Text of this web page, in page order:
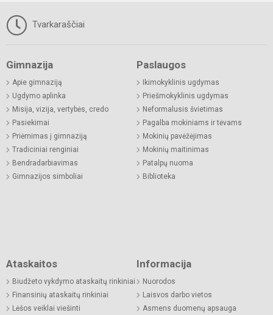
Tvarkaraščiai
Gimnazija
Apie gimnaziją
Ugdymo aplinka
Misija, vizija, vertybės, credo
Pasiekimai
Priėmimas į gimnaziją
Tradiciniai renginiai
Bendradarbiavimas
Gimnazijos simboliai
Paslaugos
Ikimokyklinis ugdymas
Priešmokyklinis ugdymas
Neformalusis švietimas
Pagalba mokiniams ir tėvams
Mokinių pavėžėjimas
Mokinių maitinimas
Patalpų nuoma
Biblioteka
Ataskaitos
Biudžeto vykdymo ataskaitų rinkiniai
Finansinių ataskaitų rinkiniai
Lėšos veiklai viešinti
Informacija
Nuorodos
Laisvos darbo vietos
Asmens duomenų apsauga